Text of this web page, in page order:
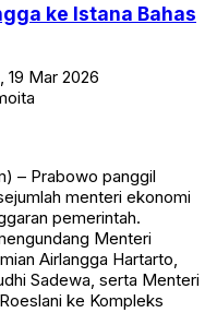
ke Istana Bahas
19 Mar 2026
– Prabowo panggil
menteri ekonomi
pemerintah.
Menteri
Airlangga Hartarto,
Sadewa, serta Menteri
ke Kompleks